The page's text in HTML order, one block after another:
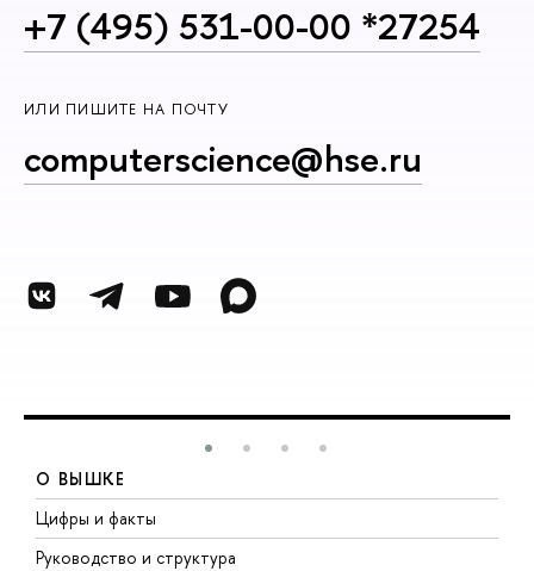
+7 (495) 531-00-00 *27254
ИЛИ ПИШИТЕ НА ПОЧТУ
computerscience@hse.ru
О ВЫШКЕ
Цифры и факты
Руководство и структура